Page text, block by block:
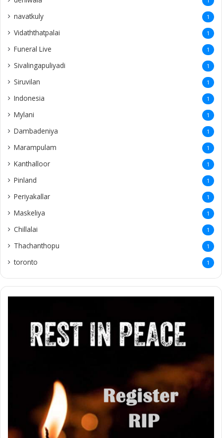
navatkuly 1
Vidaththatpalai 1
Funeral Live 1
Sivalingapuliyadi 1
Siruvilan 1
Indonesia 1
Mylani 1
Dambadeniya 1
Marampulam 1
Kanthalloor 1
Pinland 1
Periyakallar 1
Maskeliya 1
Chillalai 1
Thachanthopu 1
toronto 1